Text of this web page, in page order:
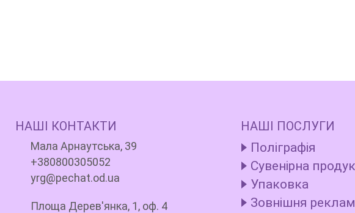
НАШІ КОНТАКТИ
Мала Арнаутська, 39
+380800305052
yrg@pechat.od.ua
Площа Дерев'янка, 1, оф. 4
НАШІ ПОСЛУГИ
Поліграфія
Сувенірна
Упаковка
Зовнішня